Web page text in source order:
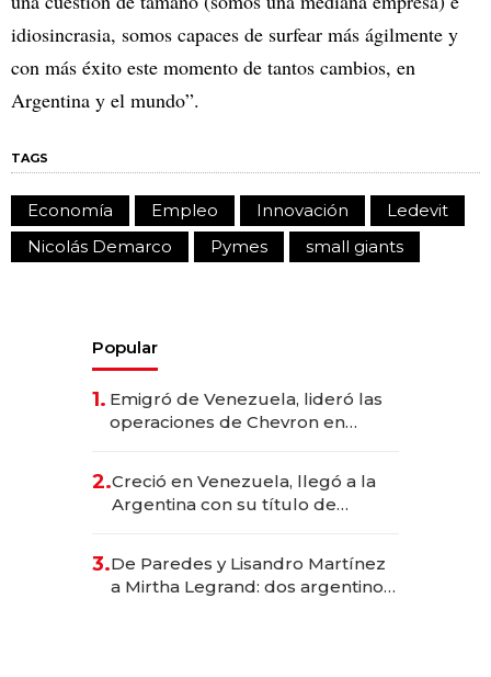
idiosincrasia, somos capaces de surfear más ágilmente y
con más éxito este momento de tantos cambios, en
Argentina y el mundo”.
TAGS
Economía Empleo Innovación
Ledevit
Nicolás Demarco
Pymes small giants
Popular
1. Emigró de Venezuela, lideró las
operaciones de Chevron en
2.Creció en Venezuela, llegó a la
Argentina con su título de
las marcas "fast premium"
3.De Paredes y Lisandro Martínez
a Mirtha Legrand: dos argentinos